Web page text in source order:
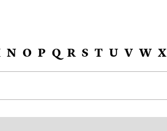
N O P Q R S T U V W X